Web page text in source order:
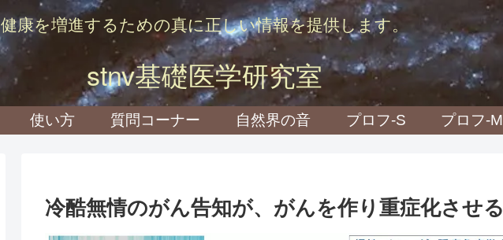
健康を増進するための真に正しい情報を提供します。
stnv基礎医学研究室
使い方 質問コーナー 自然界の音 プロフ-S プロフ-M
冷酷無情のがん告知が、がんを作り重症化させる